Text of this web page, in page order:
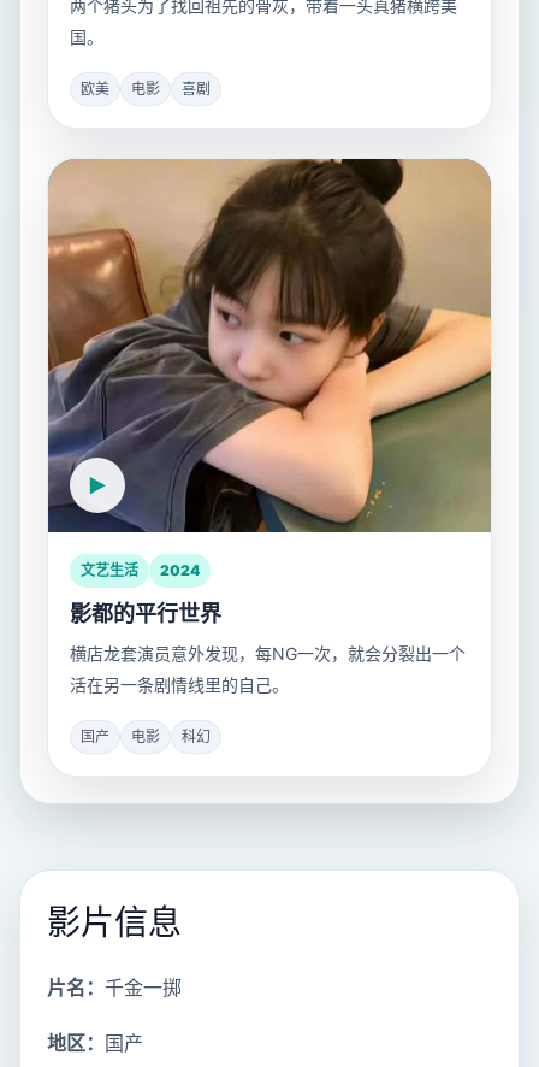
两个猪头为了找回祖先的骨灰，带着一头真猪横跨美
国。
欧美 电影 喜剧
文艺生活 2024
影都的平行世界
横店龙套演员意外发现，每NG一次，就会分裂出一个
活在另一条剧情线里的自己。
国产 电影 科幻
影片信息
片名： 千金一掷
地区： 国产